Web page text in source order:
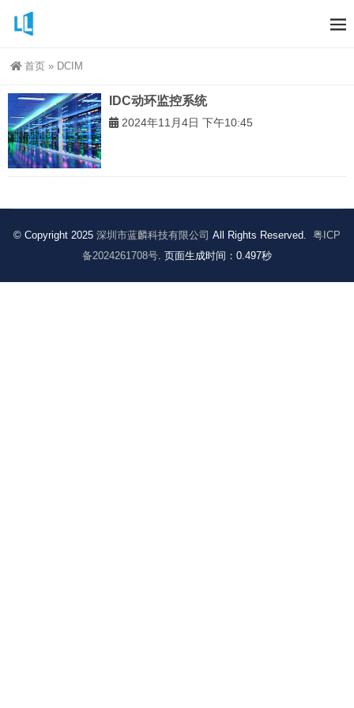
首页 » DCIM
IDC动环监控系统
2024年11月4日 下午10:45
© Copyright 2025 深圳市蓝麟科技有限公司 All Rights Reserved. 粤ICP
备2024261708号. 页面生成时间：0.497秒